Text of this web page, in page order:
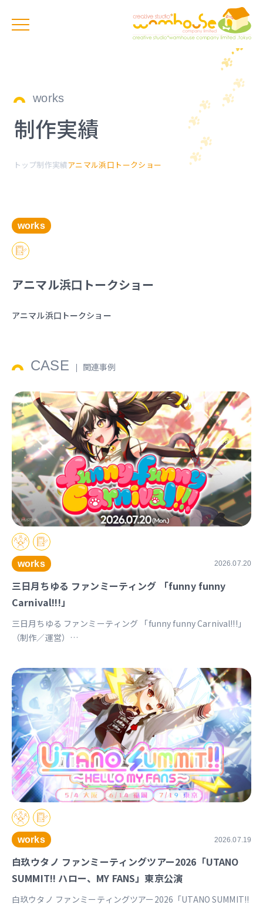
works
制作実績
トップ制作実績アニマル浜口トークショー
works
アニマル浜口トークショー
アニマル浜口トークショー
CASE 関連事例
works 2026.07.20
三日月ちゆる ファンミーティング 「funny funny
Carnival!!!」
三日月ちゆる ファンミーティング 「funny funny Carnival!!!」
（制作／運営）
works 2026.07.19
白玖ウタノ ファンミーティングツアー2026「UTANO
SUMMIT!! ハロー、MY FANS」東京公演
白玖ウタノ ファンミーティングツアー2026「UTANO SUMMIT!!